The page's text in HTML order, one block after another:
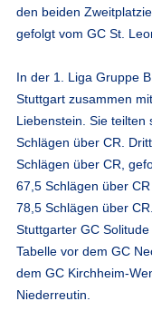
den beiden
gefolgt vom GC St.
In der 1. Liga Gruppe
Stuttgart zusammen
Liebenstein. Sie teilten
Schlägen über CR.
Schlägen über CR,
67,5 Schlägen über
78,5 Schlägen über
Stuttgarter GC
Tabelle vor dem GC
dem GC Kirchheim-
Niederreutin.